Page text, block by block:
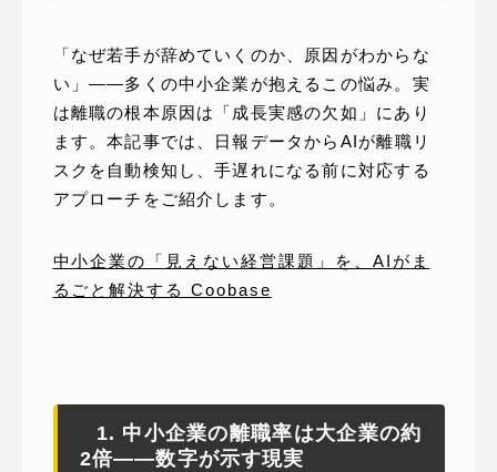
「なぜ若手が辞めていくのか、原因がわからな
い」——多くの中小企業が抱えるこの悩み。実
は離職の根本原因は「成長実感の欠如」にあり
ます。本記事では、日報データからAIが離職リ
スクを自動検知し、手遅れになる前に対応する
アプローチをご紹介します。
中小企業の「見えない経営課題」を、AIがま
るごと解決する Coobase
1. 中小企業の離職率は大企業の約
2倍——数字が示す現実